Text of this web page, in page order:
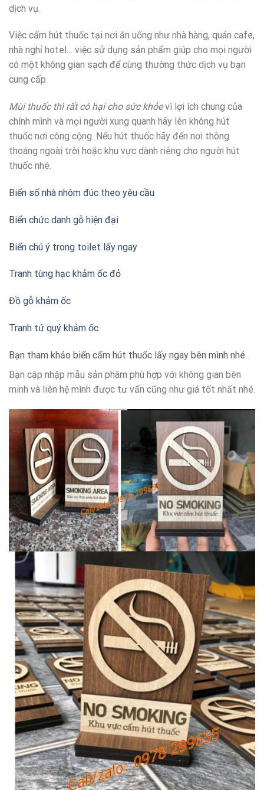
dịch vụ.
Việc cấm hút thuốc tại nơi ăn uống như nhà hàng, quán cafe,
nhà nghỉ hotel… việc sử dụng sản phẩm giúp cho mọi người
có một không gian sạch để cùng thường thức dịch vụ bạn
cung cấp.
Mùi thuốc thì rất có hại cho sức khỏevì lợi ích chung của
chính mình và mọi người xung quanh hãy lên không hút
thuốc nơi công cộng. Nếu hút thuốc hãy đến nơi thông
thoáng ngoài trời hoặc khu vực dành riêng cho người hút
thuốc nhé.
Biển số nhà nhôm đúc theo yêu cầu
Biển chức danh gỗ hiện đại
Biển chú ý trong toilet lấy ngay
Tranh tùng hạc khảm ốc đỏ
Đồ gỗ khảm ốc
Tranh tứ quý khảm ốc
Bạn tham khảo biển cấm hút thuốc lấy ngay bên mình nhé.
Bạn cập nhập mẫu sản phâm phù hợp với không gian bên
minh và liên hệ mình được tư vấn cũng như giá tốt nhất nhé.